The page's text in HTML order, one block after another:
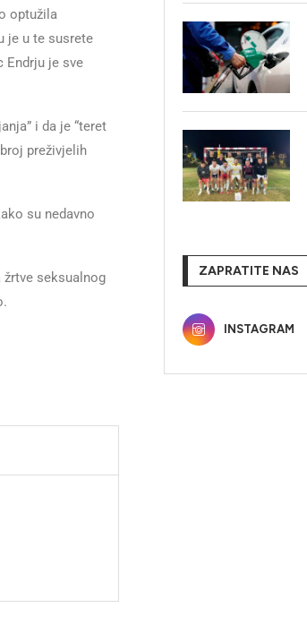
optužila
je u te susrete
Endrju je sve
i da je “teret
preživjelih
su nedavno
seksualnog
ZAPRATITE NAS
INSTAGRAM